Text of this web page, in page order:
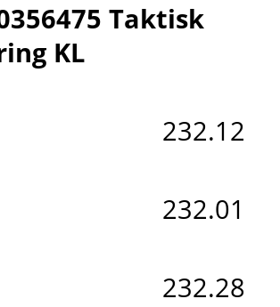
Taktisk
KL
232.12
232.01
232.28